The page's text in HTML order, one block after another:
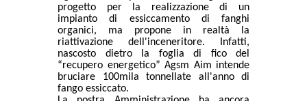
progetto per la realizzazione di un
impianto di essiccamento di fanghi
organici, ma propone in realtà la
riattivazione dell'inceneritore. Infatti,
nascosto dietro la foglia di fico del
“recupero energetico” Agsm Aim intende
bruciare 100mila tonnellate all'anno di
fango essiccato.